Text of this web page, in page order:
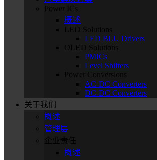
Power ICs
概述
LED Solutions
LED BLU Drivers
OLED Solutions
PMICs
Level Shifters
Power Conversions
AC-DC Converters
DC-DC Converters
关于我们
概述
管理层
企业责任
概述